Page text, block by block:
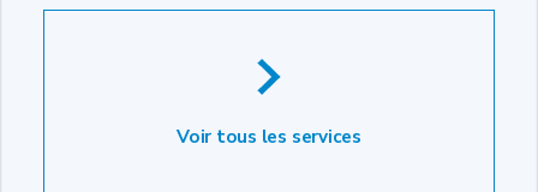
Voir tous les services